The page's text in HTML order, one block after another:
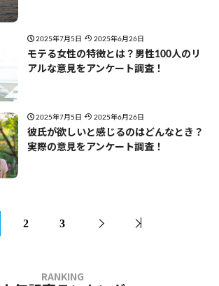
2025年7月5日 2025年6月26日
モテる女性の特徴とは？男性100人のリ
アルな意見をアンケート調査！
2025年7月5日 2025年6月26日
彼氏が欲しいと感じるのはどんなとき？
実際の意見をアンケート調査！
2 3